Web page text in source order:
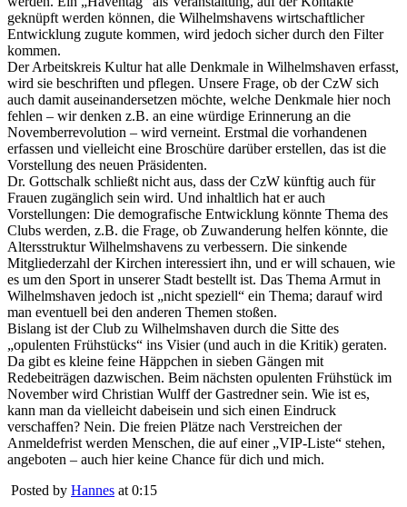
geknüpft werden können, die Wilhelmshavens wirtschaftlicher
Entwicklung zugute kommen, wird jedoch sicher durch den Filter
kommen.
Der Arbeitskreis Kultur hat alle Denkmale in Wilhelmshaven erfasst,
wird sie beschriften und pflegen. Unsere Frage, ob der CzW sich
auch damit auseinandersetzen möchte, welche Denkmale hier noch
fehlen – wir denken z.B. an eine würdige Erinnerung an die
Novemberrevolution – wird verneint. Erstmal die vorhandenen
erfassen und vielleicht eine Broschüre darüber erstellen, das ist die
Vorstellung des neuen Präsidenten.
Dr. Gottschalk schließt nicht aus, dass der CzW künftig auch für
Frauen zugänglich sein wird. Und inhaltlich hat er auch
Vorstellungen: Die demografische Entwicklung könnte Thema des
Clubs werden, z.B. die Frage, ob Zuwanderung helfen könnte, die
Altersstruktur Wilhelmshavens zu verbessern. Die sinkende
Mitgliederzahl der Kirchen interessiert ihn, und er will schauen, wie
es um den Sport in unserer Stadt bestellt ist. Das Thema Armut in
Wilhelmshaven jedoch ist „nicht speziell“ ein Thema; darauf wird
man eventuell bei den anderen Themen stoßen.
Bislang ist der Club zu Wilhelmshaven durch die Sitte des
„opulenten Frühstücks“ ins Visier (und auch in die Kritik) geraten.
Da gibt es kleine feine Häppchen in sieben Gängen mit
Redebeiträgen dazwischen. Beim nächsten opulenten Frühstück im
November wird Christian Wulff der Gastredner sein. Wie ist es,
kann man da vielleicht dabeisein und sich einen Eindruck
verschaffen? Nein. Die freien Plätze nach Verstreichen der
Anmeldefrist werden Menschen, die auf einer „VIP-Liste“ stehen,
angeboten – auch hier keine Chance für dich und mich.
Posted by Hannes at 0:15